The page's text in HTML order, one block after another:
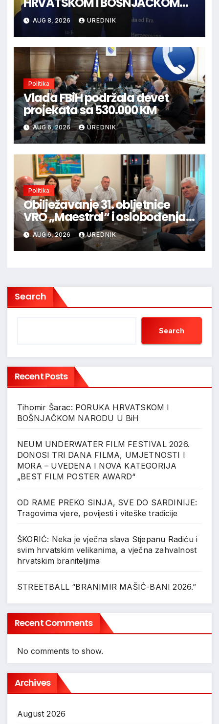
NARODU U BiH
AUG 8, 2026 UREDNIK
Politika
Vlada FBiH podržala devet
projekata sa 530.000 KM
AUG 6, 2026 UREDNIK
Politika
Obilježavanje 31. obljetnice
VRO „Maestral“ i oslobođenja
Jajca uz pokroviteljstvo HNS-a
BiHAUG 6, 2026 UREDNIK
Search
Search
Recent Posts
Tihomir Šarac: PORUKA HRVATSKOM I
BOŠNJAČKOM NARODU U BiH
NEUM UNDERWATER FILM FESTIVAL 2026.
DONOSI TRI DANA FILMA, UMJETNOSTI I
MORA – UVEDENA I NOVA KATEGORIJA
„BEST FILM POSTER AWARD“
OD RAME PREKO SINJA, SVE DO SARDINIJE:
Tragovima vjere, povijesti i viteške tradicije
ŠKORIĆ: Neka je vječna slava Stjepanu Radiću i
svim hrvatskim velikanima, a vječna zahvalnost
hrvatskim braniteljima
STREETBALL “BRANIMIR MAŠIĆ-BANI 2026.”
Recent Comments
No comments to show.
Archives
August 2026